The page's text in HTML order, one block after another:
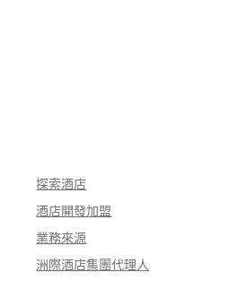
探索酒店
酒店開發加盟
業務來源
洲際酒店集團代理人